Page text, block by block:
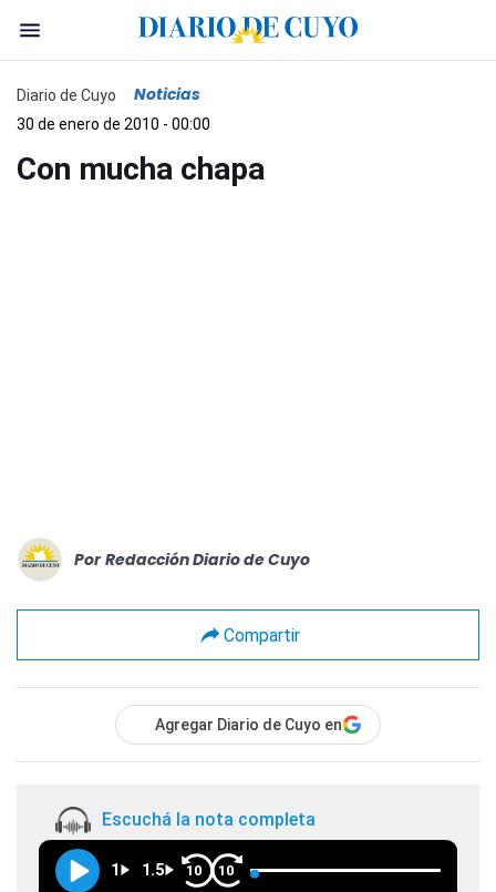
Diario de Cuyo Noticias
30 de enero de 2010 - 00:00
Con mucha chapa
Por Redacción Diario de Cuyo
Compartir
Agregar Diario de Cuyo en
Escuchá la nota completa
1 1.5 10 10